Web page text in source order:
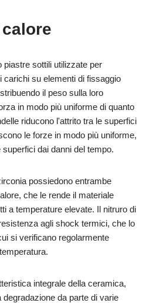
piastre sottili utilizzate per
carichi su elementi di fissaggio
il peso sulla loro
in modo più uniforme di quanto
riducono l'attrito tra le superfici
le forze in modo più uniforme,
dai danni del tempo.
possiedono entrambe
che le rende il materiale
a temperature elevate. Il nitruro di
agli shock termici, che lo
si verificano regolarmente
integrale della ceramica,
da parte di varie